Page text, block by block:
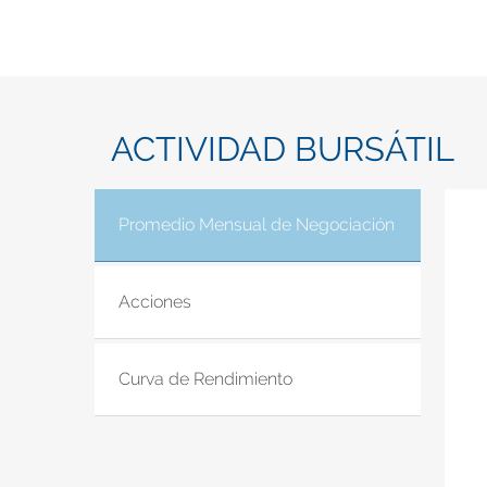
ACTIVIDAD BURSÁTIL
Promedio Mensual de Negociación
Acciones
Curva de Rendimiento